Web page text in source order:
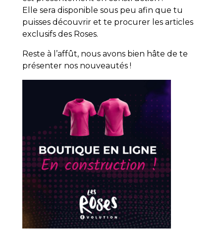
Elle sera disponible sous peu afin que tu
puisses découvrir et te procurer les articles
exclusifs des Roses.
Reste à l’affût, nous avons bien hâte de te
présenter nos nouveautés !